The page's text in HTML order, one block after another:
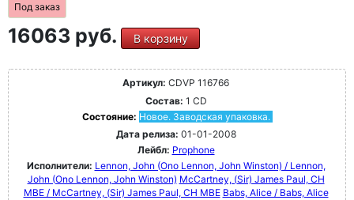
Под заказ
16063 руб. В корзину
Артикул: CDVP 116766
Состав: 1 CD
Состояние: Новое. Заводская упаковка.
Дата релиза: 01-01-2008
Лейбл: Prophone
Исполнители: Lennon, John (Ono Lennon, John Winston) / Lennon,
John (Ono Lennon, John Winston) McCartney, (Sir) James Paul, CH
MBE / McCartney, (Sir) James Paul, CH MBE Babs, Alice / Babs, Alice